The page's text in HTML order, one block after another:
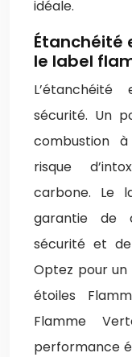
idéale.
Étanchéité
le label
sécurité. Un
combustion
risque
carbone. Le
garantie de
sécurité et de
Optez pour
étoiles
Flamme
performance